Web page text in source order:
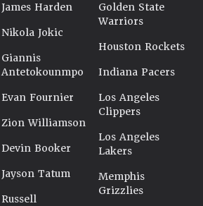
James Harden
Nikola Jokic
Giannis
Antetokounmpo
Evan Fournier
Zion Williamson
Devin Booker
Jayson Tatum
Russell
Golden State
Warriors
Houston Rockets
Indiana Pacers
Los Angeles
Clippers
Los Angeles
Lakers
Memphis
Grizzlies